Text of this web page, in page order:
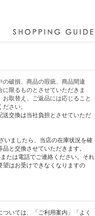
破損、商品の瑕疵、商品間違
限るものとさせていただきま
取替え、ご返品には応じること
さい。
送交換は当社負担とさせていただ
いましたら、当店の在庫状況を確
と交換させていただきます。
たは電話でご連絡ください。それ
望はお受けできなくなりますの
いては、「ご利用案内」「よく